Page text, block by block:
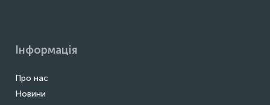
Інформація
Про нас
Новини